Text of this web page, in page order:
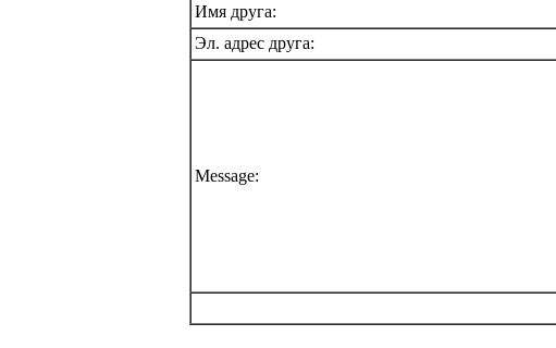
Имя друга:
Эл. адрес друга:
Message: